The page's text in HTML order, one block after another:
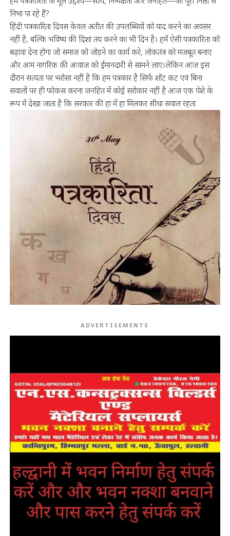
निभा पा रहे हैं?
हिंदी पत्रकारिता दिवस केवल अतीत की उपलब्धियों को याद करने का अवसर
नहीं है, बल्कि भविष्य की दिशा तय करने का भी दिन है। हमें ऐसी पत्रकारिता को
बढ़ावा देना होगा जो समाज को जोड़ने का कार्य करे, लोकतंत्र को मजबूत बनाए
और आम नागरिक की आवाज को ईमानदारी से सामने लाए।लेकिन आज इस
दौरान सत्यता पर भरोसा नहीं है कि हम पत्रकार है सिर्फ शॉट कट एवं बिना
सवालों पर ही फोकस करना जनहित में कोई सरोकार नहीं है आज एक पेशे के
रूप में देखा जाता है कि सरकार की हा में हा मिलकर सीधा सवाल रहता
ADVERTISEMENTS